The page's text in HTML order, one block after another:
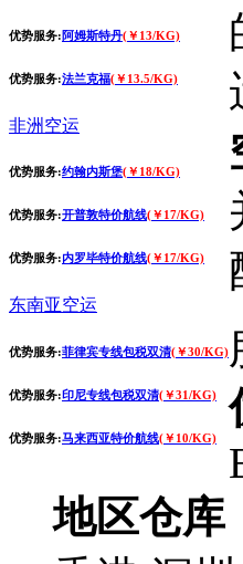
优势服务:阿姆斯特丹(￥13/KG)
优势服务:法兰克福(￥13.5/KG)
非洲空运
优势服务:约翰内斯堡(￥18/KG)
优势服务:开普敦特价航线(￥17/KG)
优势服务:内罗毕特价航线(￥17/KG)
东南亚空运
优势服务:菲律宾专线包税双清(￥30/KG)
优势服务: 印尼专线包税双清(￥31/KG)
优势服务:马来西亚特价航线(￥10/KG)
地区仓库